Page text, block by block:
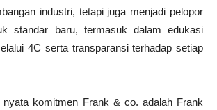
industri, tetapi juga menjadi pelopor
standar baru, termasuk dalam edukasi
4C serta transparansi terhadap setiap
nyata komitmen Frank & co. adalah Frank